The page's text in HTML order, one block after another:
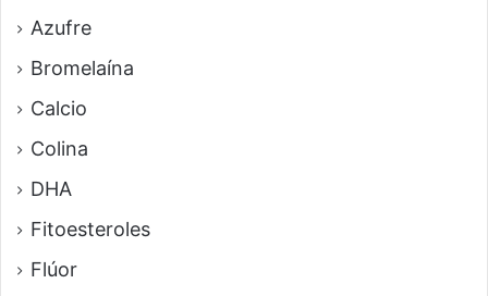
Azufre
Bromelaína
Calcio
Colina
DHA
Fitoesteroles
Flúor